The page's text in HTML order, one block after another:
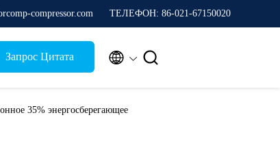
compressor.com ТЕЛЕФОН: 86-021-67150020
Запрос Цитата  
35% энергосберегающее